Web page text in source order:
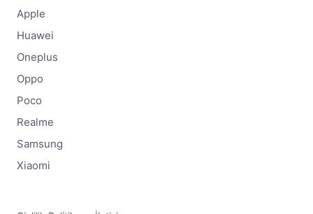
Apple
Huawei
Oneplus
Oppo
Poco
Realme
Samsung
Xiaomi